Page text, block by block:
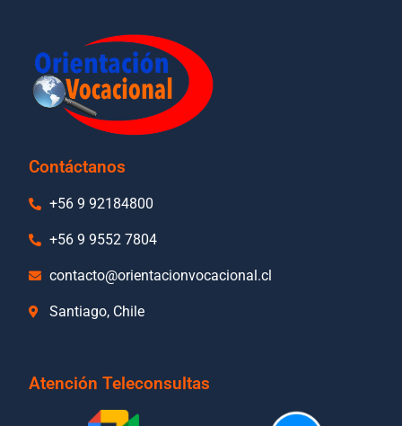
Contáctanos
+56 9 92184800
+56 9 9552 7804
contacto@orientacionvocacional.cl
Santiago, Chile
Atención Teleconsultas